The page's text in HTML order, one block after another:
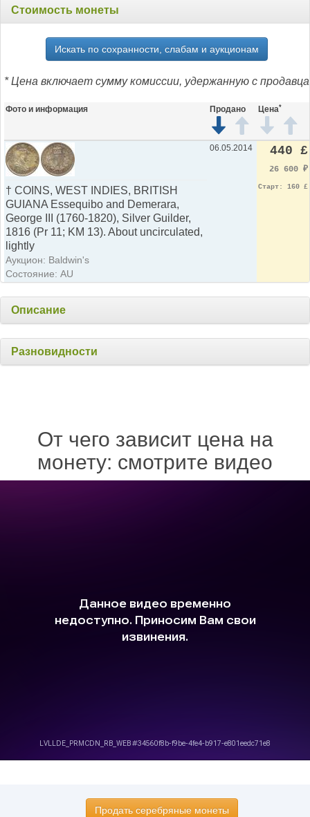
Стоимость монеты
Искать по сохранности, слабам и аукционам
* Цена включает сумму комиссии, удержанную с продавца
Фото и информация Продано Цена*
† COINS, WEST INDIES, BRITISH
GUIANA Essequibo and Demerara,
George III (1760-1820), Silver Guilder,
1816 (Pr 11; KM 13). About uncirculated,
lightly
Аукцион: Baldwin's
Состояние: AU
06.05.2014 440 £
26 600 ₽
Старт: 160 £
Описание
Разновидности
От чего зависит цена на
монету: смотрите видео
Продать серебряные монеты